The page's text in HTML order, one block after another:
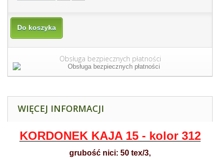
Do koszyka
Obsługa bezpiecznych płatności
WIĘCEJ INFORMACJI
KORDONEK KAJA 15 - kolor 312
grubość nici: 50 tex/3,